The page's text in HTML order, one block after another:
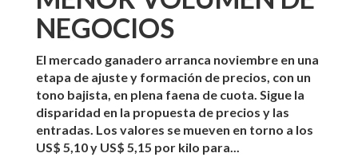
NEGOCIOS
El mercado ganadero arranca noviembre en una
etapa de ajuste y formación de precios, con un
tono bajista, en plena faena de cuota. Sigue la
disparidad en la propuesta de precios y las
entradas. Los valores se mueven en torno a los
US$ 5,10 y US$ 5,15 por kilo para...